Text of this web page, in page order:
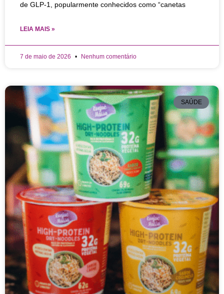
de GLP-1, popularmente conhecidos como “canetas
LEIA MAIS »
7 de maio de 2026 Nenhum comentário
SAÚDE